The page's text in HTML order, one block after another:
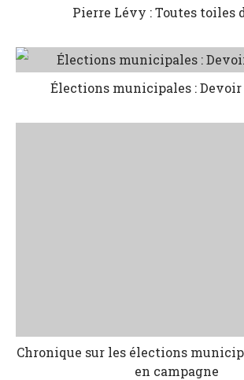
Pierre Lévy : Toutes toiles
Élections municipales : Devoir
Chronique sur les élections
en campagne